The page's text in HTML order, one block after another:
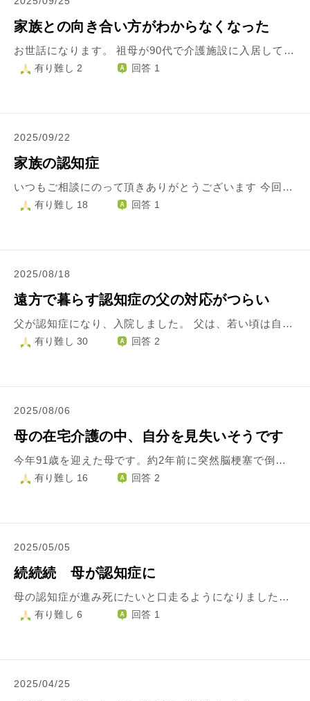
家族との向き合い方がわからなくなった
お世話になります。 祖母が90代で介護施設に入居しています。 弟は長男で県外にいて、帰ってきても遅れた反抗期みたいになってて実家の今後のことなどは話し合える余裕もありません。 両親と私は一緒に暮らしてますが、父と話すと仕事の愚痴の言い合いやマウントを取られるようになってきたので、祖母が亡くなるまでは用事以外は話すのできるだけ控えると伝えてます。 家の今後のことを考えるのが嫌で放棄してます。疲れました。 田舎なので親が亡くなったら遺産のことや相続のこと、土地のことなど家族と話し合わないといけないことはたくさんあると思うんですが、私は自分のことで今は精一杯で、祖母の面会もずっと行ってましたがそれも疲れてきて、父方と母方のお墓参りも毎回行ってましたがそれも嫌になりました。母方は叔母が仕切ってしまって両親は叔母とはほぼ絶縁してるので各家でお墓参りに行くという変な状態にも違和感があるのに子どもだから相手にしてもらえない。だから仏壇で祈ることだけはしてます。 正直両方の祖父母の代で色々ありすぎて疲弊してます。 子供の頃も親は両方毒親だったし、同じ家に一応暮らしてるので全く頼りにしてないわけではないですが、母方の祖母の死から遺産問題、父方の祖母の介護、横暴な弟、家というものに疲れました。 そりゃ今の仕事をやめて定職について実家を出るのが一番ですが、それよりは自室と仕事場の部屋で自分の仕事と生活を熟して、親と最低限しか関わらないのが現実的かなと。 どこまで家のことに関与したらいいのか分からないです。 正直に言うと祖母の死まで家のこと全部放棄したい。 でも祖母の面会、父方と母方のお墓参り…両親や弟と向き合うタイミング…自分を取るべきかそれとも家とどこまでよりそい向き合うか悩んでいます。 理想は家で障害者なりに自活できるようになって、祖母もしっかり見送れ、弟ともお互い自立して話し合いができるようになり、両親が残り少ない人生になったときにゆったりできることです。 少なくとも母方の祖母のお葬式に行かず資格試験を優先したというか両親にさせられたことは少し罪悪感があるので、罪悪感のできるだけない形で、でも自己犠牲にもならない形にしたいです。 母の店は好きですが、書いてたら長男みたいな生き方で嫌になりました。 どのような形や範囲で親、弟、祖母と向き合うのがベストだと思いますか？
有り難し 2 回答 1
2025/09/22
家族の認知症
いつもご相談にのって頂きありがとうございます 今回は父親が入院して退院してから様子が変わりました 以前勤務は廃業したのに会社に行くと歩いていき数時間戻って来ません 家族が説明しても無駄なので社長さんに連絡して現状を説明してもらいました その時は納得しましたが翌日には忘れて止めても行ってしまいます 母親に対して「馬鹿野郎」などの暴言を吐きます 私にも同じようなことを言いますし数日前には足を思いきり蹴られました 入院した病院での定期受診で医師に父親の事を伝えると専門の医師の診察を 受けるように言われました。近日中に受診予定です その前にデイサービス利用して少しでも母親の負担を減らして欲しいと思っています 私自身も心臓に難病あり精神疾患もあるので自分の事で精一杯です 仕事もと突然、解雇され今は障害者就労支援センターで訓練センターなどの 見学を設定してもらい再就職に励んでいます ただ胃の調子が悪く検査をして今週の水曜日に結果を聞きます もしかしたら追加の検査もあると思います こんな毎日で今後が不安しかありません 一番は母親に負担がいっているのがツラいです 当の父親は何を言われても笑って嫌な事を言われると泣きまねをします 姉は仕事にいっているので協力は難しいです 私も精神を保つのが難しく死にたいと思っています 貯金もあるのでそのお金を母親に渡して父親を施設入居させてと言いました どうしたら良いか分からないです 今は死にたい気持ちしかありません その前にどんな言葉を残せば良いのでしょうか 推しのミュージシャンがいますがそれさえも今は楽しめなくなっています せっかくプラチナチケットが当選していますが・・ 私がいなくなればその分を介護に使えると思っています 私がこの世から消える前にどうかアドバイスお願いいたします
有り難し 18 回答 1
2025/08/18
遠方で暮らす認知症の父の対応がつらい
父が認知症になり、入院しました。 父は、若い頃は自分の事業を行い、羽振りのいい時もありましたが、最後は逃げ出すように家族には何も言わず自分の田舎に帰ってしまい、母や兄がその後始末をして苦労していました。 田舎では自分の両親の介護をするために帰ったと話し、良い息子としてそれなりに人間関係を築いていたようです。 その後、母や兄が相次いで亡くなり、私は父に対する良い感情は持てないままです。時折思い出したように電話が来たり、病気で入院する際には仕方なく連絡先になる程度の付き合いをしてきました。昨年あたりから、電話での暴言や妄言がみられるようになり、先月から認知症で周囲に迷惑をかけてしまったため入院することになりました。残された家族として私宛に病院からの電話がくるのが苦痛です。 年老いた父の対応をしてくださる人たちに、最低限の礼儀として連絡に応じ、遠方なので対応できない旨を伝え、必要に応じて家族としての書類などの対応をしていますが、正直、とても苦痛です。 医療関係の方たちは父の田舎である県に住む人たちで、当然こちらの事情も知らないので、被害妄想かもしれませんが「田舎の父を捨てて都会で過ごす娘」のような対応をされているように感じます。担当の方が変わるたびに自分はそちらには住んだことがない旨、伝えていますが、それでも苦痛です。 父の時間はもうさほど長くないと思っています。だから事を荒立てずに済ませたいと思いつつ、今日、骨折したという連絡をうけ、心配よりも先にしんどさとイライラが募り、こどもたちをきつく叱ってしまい、自己嫌悪に陥っています。 自分が大切にするべきなのは今いる自分の子どもや夫で、自分を犠牲にしてはいけない、自分がつぶれてはいけないと言い聞かせています。それでも、時々嫌になります。もう何も考えずに何もかも捨ててただ「父の娘」としてお役を務めればいいのかと思うことがあります。 私は、今の選択（自分と子どもたちを大切にして、父の周りの人には礼儀を果たす）が間違っていないと思っているのですが、実は間違っているのでしょうか。だから、こんなに辛いと感じているのでしょうか。 それでもしんどいと思ったとき、どうすれば心を強く保てるでしょうか。
有り難し 30 回答 2
2025/08/06
母の在宅介護の中、自分を見失いそうです
今年91歳を迎えた母です。約2年前に突然脳梗塞で倒れ、介護離職し在宅介護を始めて1年経ちました。倒れるまでは独居で多くの趣味を楽しんで暮らしていたのが一転、今は右半身麻痺、失語症、胃瘻造設、全介助の生活になりました。自分では何もできません。言いたいことも言葉が出ず伝えることはできません。口からの食事量が十分ではないからと退院時に胃瘻造設を強く勧められました。母が元気な頃、直接そのような延命措置はしないでほしいと何度も聞かされていた私は反対したのですが、兄姉に説得され、病院からも今のままの鼻からの管では、在宅介護は難しいしデイサービスや訪問診療も受けてくれるところはまず少ないだろうと言われました。退院後、施設入所ではなく在宅介護にこだわる理由は私が介護業界で働いていたため、様々な職員を見てきました。目の届かないところでは何をされるかどんな扱いを受けるか安心して任せられないというところが大きいです。胃瘻の部分は痛みもあり、定期的な交換にも強い痛みを伴います。 今でも胃瘻造設したことを申し訳ないと思っていますし他に方法はなかったのかと後悔しています。突然、自分で何もできなくなってしまった母を見ているのはとても辛く、母の前では決して泣かないようにしていますが夜や1人の時間には涙が止まらなくなります。私の兄の住まいは離れており、姉は近所にいますが役職のある立場のためなかなか一緒にというわけにはいかず介護は私1人で行っています。 私自身の家族は夫は単身赴任、長女は同居していますが自身のことで精一杯、長男は近隣に住まいを構えましたがあと数日で赤ちゃんが産まれます。次女は少し離れてはいますがやはり仕事が忙しくたまに帰ってきても一晩泊まって翌朝出勤という感じです。家族はそれぞれ私を気遣ってくれ母にも声をかけてくれる優しい家族です。 ただいつも1人で全てをこなさなければならず、無性に悲しくなるんです。母に妄想が出てきて大きな声を出したり夜間不眠で独語があったり、変わっていく母の姿に 言いようのない辛さと悲しみが湧き上がってきます。全ては運命だったのだからと母の残りの人生を1日でも楽しく過ごさせてあげたい気持ちもあります。誰にも胸の内を明かせず辛い毎日です。私は持病でパニック障害があり、ストレスが症状を悪化させたり発作を引き起こします。それも辛く苦しいです。でもやらなきゃならないんです
有り難し 16 回答 2
2025/05/05
続続続 母が認知症に
母の認知症が進み死にたいと口走るようになりました。 叔父にそんなことを言われるとこちらが死にたくなると相談したところ「そう思うのなら仕方ない。死ねばよい」と言われました。もう死んでしまいたいです。仏様はこんな私をお許し下さるでしょうか? 絶望の淵にて
有り難し 6 回答 1
2025/04/25